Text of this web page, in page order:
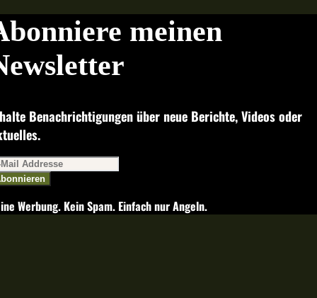
meinen
Benachrichtigungen über neue Berichte, Videos oder
Werbung. Kein Spam. Einfach nur Angeln.